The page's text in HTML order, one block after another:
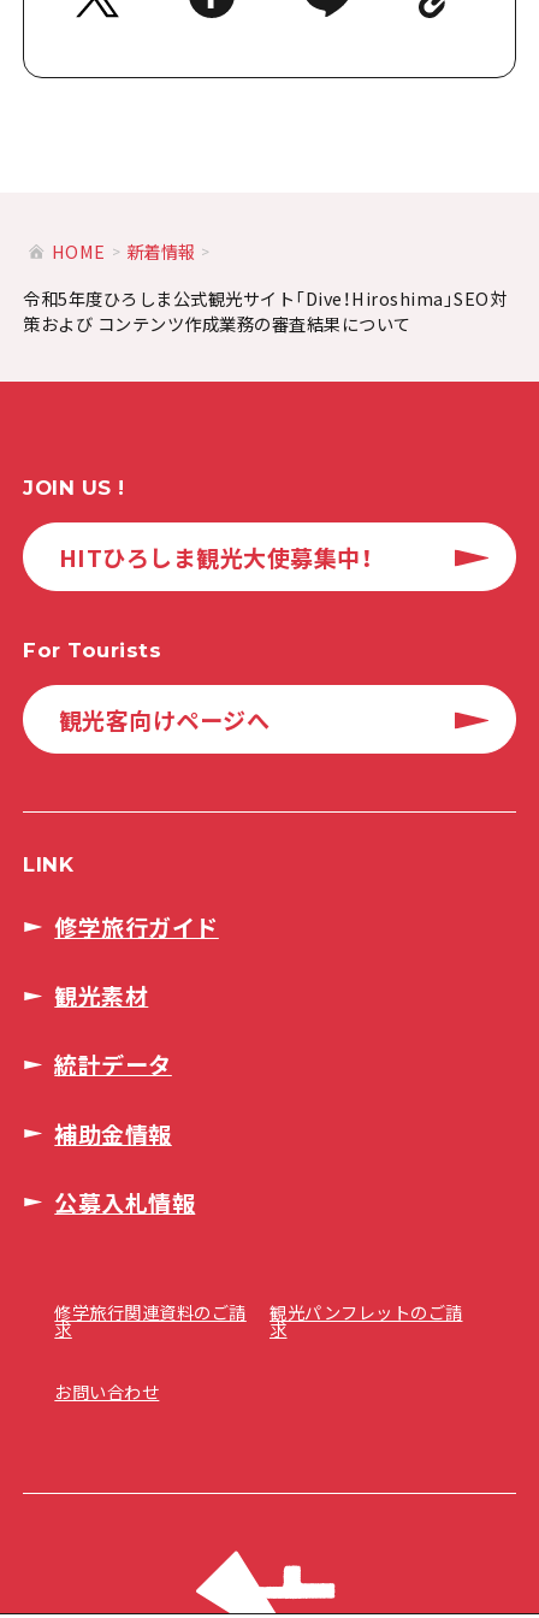
HOME
新着情報
令和5年度ひろしま公式観光サイト「Dive！Hiroshima」SEO対
策および コンテンツ作成業務の審査結果について
JOIN US !
HITひろしま観光大使募集中！
For Tourists
観光客向けページへ
LINK
修学旅行ガイド
観光素材
統計データ
補助金情報
公募入札情報
修学旅行関連資料のご請
求
観光パンフレットのご請
求
お問い合わせ